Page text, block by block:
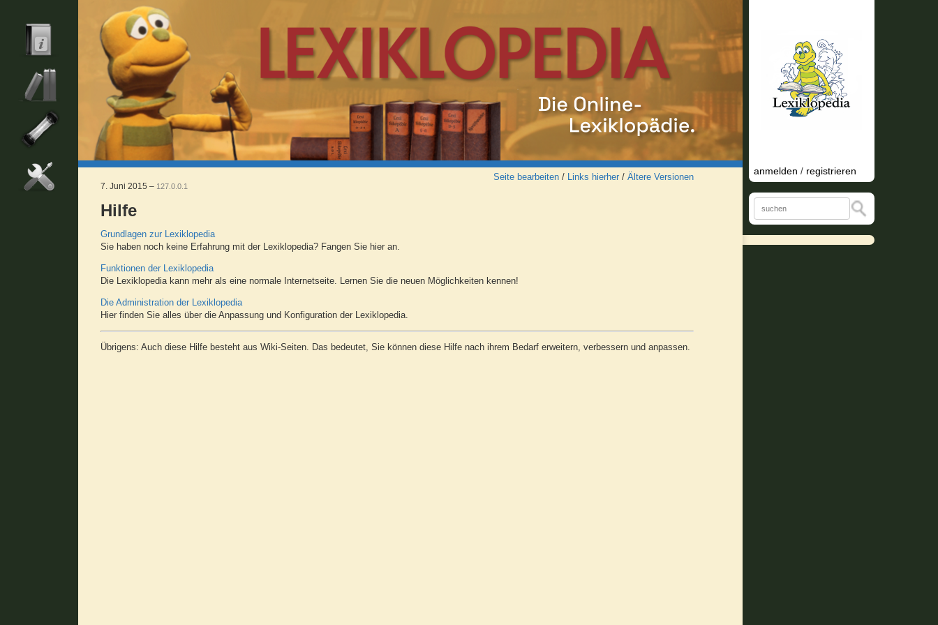
Seite bearbeiten / Links hierher / Ältere Versionen
7. Juni 2015 – 127.0.0.1
Hilfe
Grundlagen zur Lexiklopedia
Sie haben noch keine Erfahrung mit der Lexiklopedia? Fangen Sie hier an.
Funktionen der Lexiklopedia
Die Lexiklopedia kann mehr als eine normale Internetseite. Lernen Sie die neuen Möglichkeiten kennen!
Die Administration der Lexiklopedia
Hier finden Sie alles über die Anpassung und Konfiguration der Lexiklopedia.
Übrigens: Auch diese Hilfe besteht aus Wiki-Seiten. Das bedeutet, Sie können diese Hilfe nach ihrem Bedarf erweitern, verbessern und anpassen.
anmelden / registrieren